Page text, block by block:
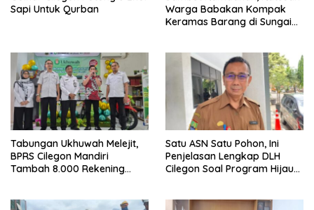
Sapi Untuk Qurban
Warga Babakan Kompak
Keramas Barang di Sungai
Tabungan Ukhuwah Melejit,
BPRS Cilegon Mandiri
Tambah 8.000 Rekening
Satu ASN Satu Pohon, Ini
Penjelasan Lengkap DLH
Cilegon Soal Program Hijau